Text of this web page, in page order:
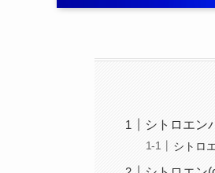
シトロエン
シトロ